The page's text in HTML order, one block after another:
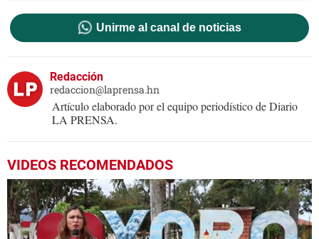
Unirme al canal de noticias
Redacción
redaccion@laprensa.hn
Artículo elaborado por el equipo periodístico de Diario
LA PRENSA.
VIDEOS RECOMENDADOS